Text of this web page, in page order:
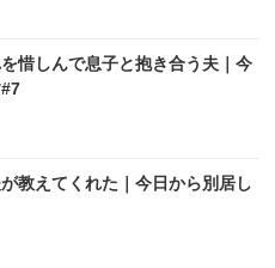
惜しんで息子と抱き合う夫｜今
教えてくれた｜今日から別居し